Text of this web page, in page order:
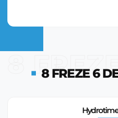
8 8 FREZE 6